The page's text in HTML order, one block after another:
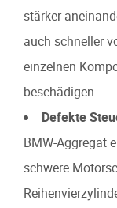
stärker
auch schneller
einzelnen
beschädigen.
Defekte
BMW-Aggregat
schwere